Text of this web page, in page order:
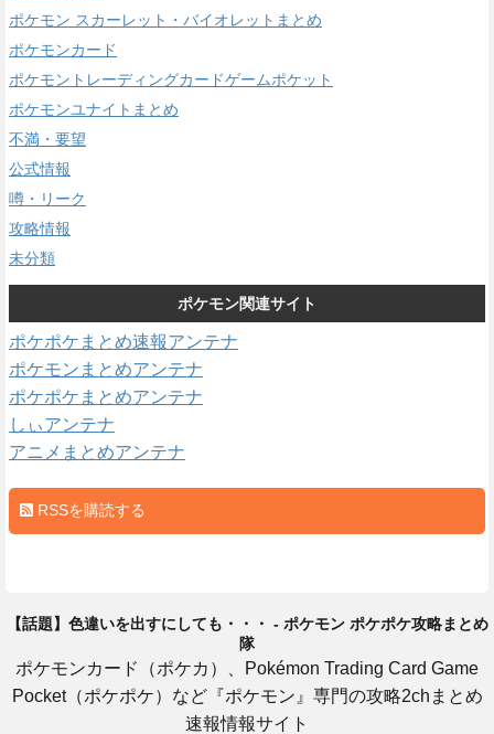
ポケモン スカーレット・バイオレットまとめ
ポケモンカード
ポケモントレーディングカードゲームポケット
ポケモンユナイトまとめ
不満・要望
公式情報
噂・リーク
攻略情報
未分類
ポケモン関連サイト
ポケポケまとめ速報アンテナ
ポケモンまとめアンテナ
ポケポケまとめアンテナ
しぃアンテナ
アニメまとめアンテナ
RSSを購読する
【話題】色違いを出すにしても・・・ - ポケモン ポケポケ攻略まとめ
隊
ポケモンカード（ポケカ）、Pokémon Trading Card Game
Pocket（ポケポケ）など『ポケモン』専門の攻略2chまとめ
速報情報サイト